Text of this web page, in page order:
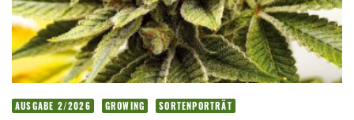
AUSGABE 2/2026 GROWING SORTENPORTRÄT